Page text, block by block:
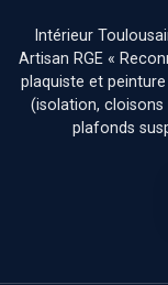
Intérieur
Artisan RGE «
plaquiste et
(isolation,
plafonds